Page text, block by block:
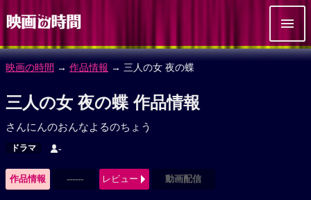
映画の時間 → 作品情報 → 三人の女 夜の蝶
三人の女 夜の蝶 作品情報
さんにんのおんなよるのちょう
ドラマ -
作品情報 ------ レビュー 動画配信